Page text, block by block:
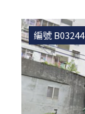
編號 B03244